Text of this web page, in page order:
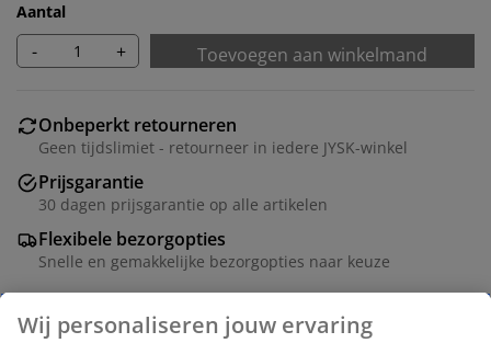
Aantal
- + Toevoegen aan winkelmand
Onbeperkt retourneren
Geen tijdslimiet - retourneer in iedere JYSK-winkel
Prijsgarantie
30 dagen prijsgarantie op alle artikelen
Flexibele bezorgopties
Snelle en gemakkelijke bezorgopties naar keuze